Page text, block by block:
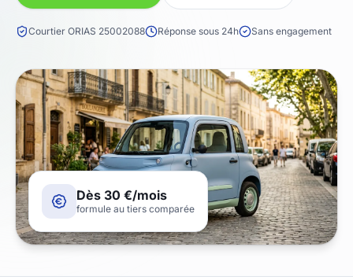
Courtier ORIAS 25002088 Réponse sous 24h Sans engagement
Dès 30 €/mois
formule au tiers comparée